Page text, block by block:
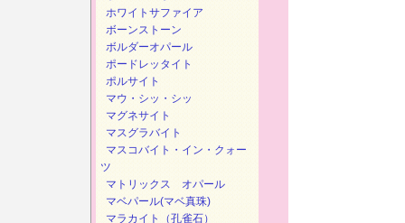
ホワイトサファイア
ボーンストーン
ボルダーオパール
ポードレッタイト
ポルサイト
マウ・シッ・シッ
マグネサイト
マスグラバイト
マスコバイト・イン・クォー
ツ
マトリックス オパール
マベパール(マベ真珠)
マラカイト（孔雀石）